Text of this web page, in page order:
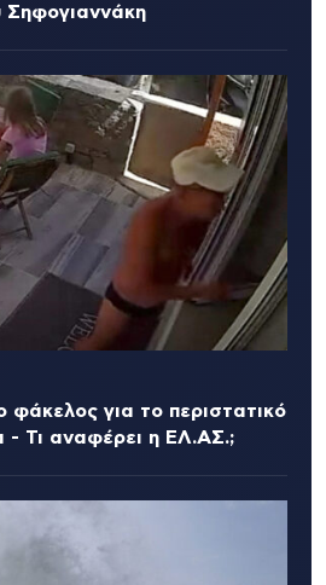
Σηφογιαννάκη
φάκελος για το περιστατικό
- Τι αναφέρει η ΕΛ.ΑΣ.;